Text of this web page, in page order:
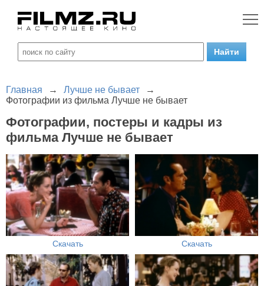
Главная → Лучше не бывает
→
Фотографии из фильма Лучше не бывает
Фотографии, постеры и кадры из
фильма Лучше не бывает
Скачать Скачать